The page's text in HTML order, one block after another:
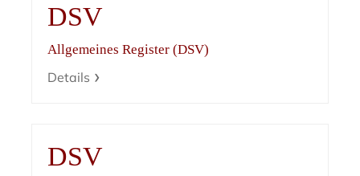
DSV
Allgemeines Register (DSV)
Details
DSV